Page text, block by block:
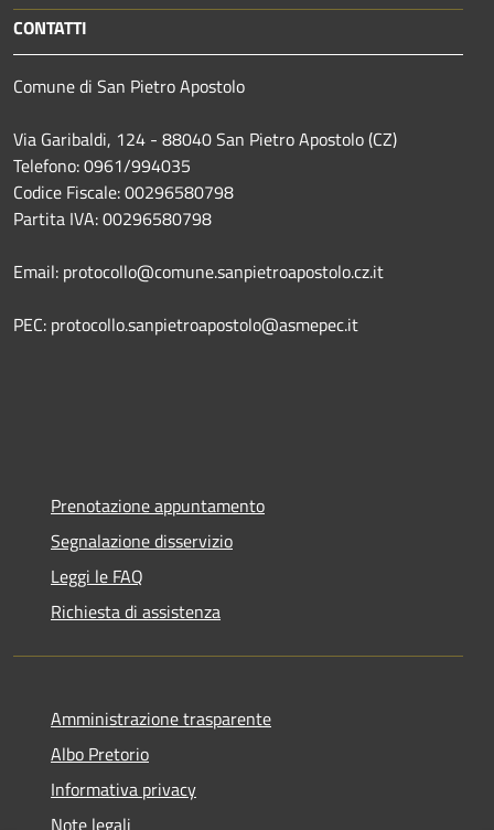
CONTATTI
Comune di San Pietro Apostolo
Via Garibaldi, 124 - 88040 San Pietro Apostolo (CZ)
Telefono: 0961/994035
Codice Fiscale: 00296580798
Partita IVA: 00296580798
Email: protocollo@comune.sanpietroapostolo.cz.it
PEC: protocollo.sanpietroapostolo@asmepec.it
Prenotazione appuntamento
Segnalazione disservizio
Leggi le FAQ
Richiesta di assistenza
Amministrazione trasparente
Albo Pretorio
Informativa privacy
Note legali